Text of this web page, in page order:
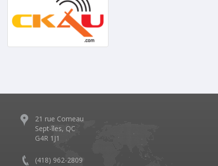
21 rue Comeau
Sept-îles, QC
G4R 1J1
(418) 962-2809